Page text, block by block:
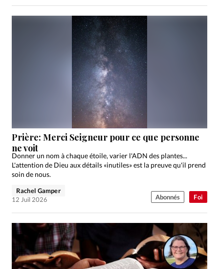
Tour du monde des Eglises
Vie Intérieure
Foi
Prière: Merci Seigneur pour ce que personne
ne voit
Donner un nom à chaque étoile, varier l'ADN des plantes...
L'attention de Dieu aux détails «inutiles» est la preuve qu'il prend
soin de nous.
Rachel Gamper
12 Juil 2026
Abonnés